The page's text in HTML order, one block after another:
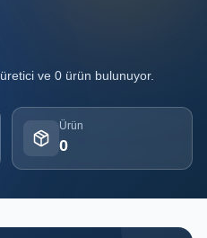
üretici ve 0 ürün bulunuyor.
Ürün
0